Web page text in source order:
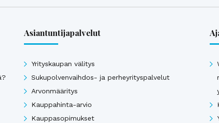
Asiantuntijapalvelut
Yrityskaupan välitys
Sukupolvenvaihdos- ja perheyrityspalvelut
Arvonmääritys
Kauppahinta-arvio
Kauppasopimukset